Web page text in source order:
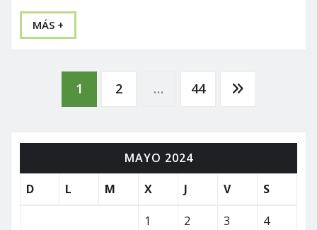
MÁS +
Paginación
de
entradas
1 2 … 44
MAYO 2024
D
L M X J V S
1 2 3
4